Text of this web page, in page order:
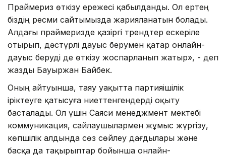
Праймериз өткізу ережесі қабылданды. Ол ертең
біздің ресми сайтымызда жарияланатын болады.
Алдағы праймеризде қазіргі трендтер ескеріле
отырып, дәстүрлі дауыс берумен қатар онлайн-
дауыс беруді де өткізу жоспарланып жатыр», - деп
жазды Бауыржан Байбек.
Оның айтуынша, таяу уақытта партияішілік
іріктеуге қатысуға ниеттенгендерді оқыту
басталады. Ол үшін Саяси менеджмент мектебі
коммуникация, сайлаушылармен жұмыс жүргізу,
көпшілік алдында сөз сөйлеу дағдылары және
басқа да тақырыптар бойынша онлайн-